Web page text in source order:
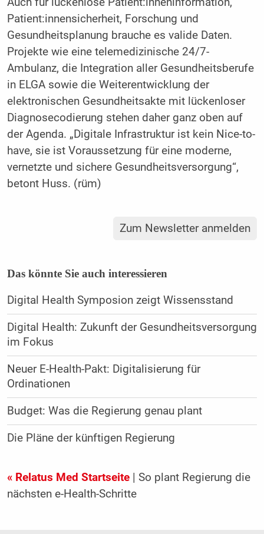
Patient:innensicherheit, Forschung und
Gesundheitsplanung brauche es valide Daten.
Projekte wie eine telemedizinische 24/7-
Ambulanz, die Integration aller Gesundheitsberufe
in ELGA sowie die Weiterentwicklung der
elektronischen Gesundheitsakte mit lückenloser
Diagnosecodierung stehen daher ganz oben auf
der Agenda. „Digitale Infrastruktur ist kein Nice-to-
have, sie ist Voraussetzung für eine moderne,
vernetzte und sichere Gesundheitsversorgung“,
betont Huss. (rüm)
Zum Newsletter anmelden
Das könnte Sie auch interessieren
Digital Health Symposion zeigt Wissensstand
Digital Health: Zukunft der Gesundheitsversorgung
im Fokus
Neuer E-Health-Pakt: Digitalisierung für
Ordinationen
Budget: Was die Regierung genau plant
Die Pläne der künftigen Regierung
« Relatus Med Startseite| So plant Regierung die
nächsten e-Health-Schritte